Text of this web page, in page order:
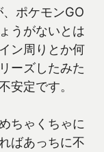
ポケモンGO
うがないとは
ン周りとか何
ーズしたみた
安定です。
ちゃくちゃに
ばあっちに不